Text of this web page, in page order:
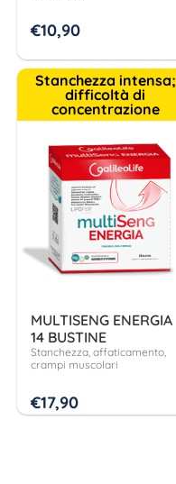
€10,90
Stanchezza intensa;
difficoltà di
concentrazione
MULTISENG ENERGIA
14 BUSTINE
Stanchezza, affaticamento,
crampi muscolari
€17,90